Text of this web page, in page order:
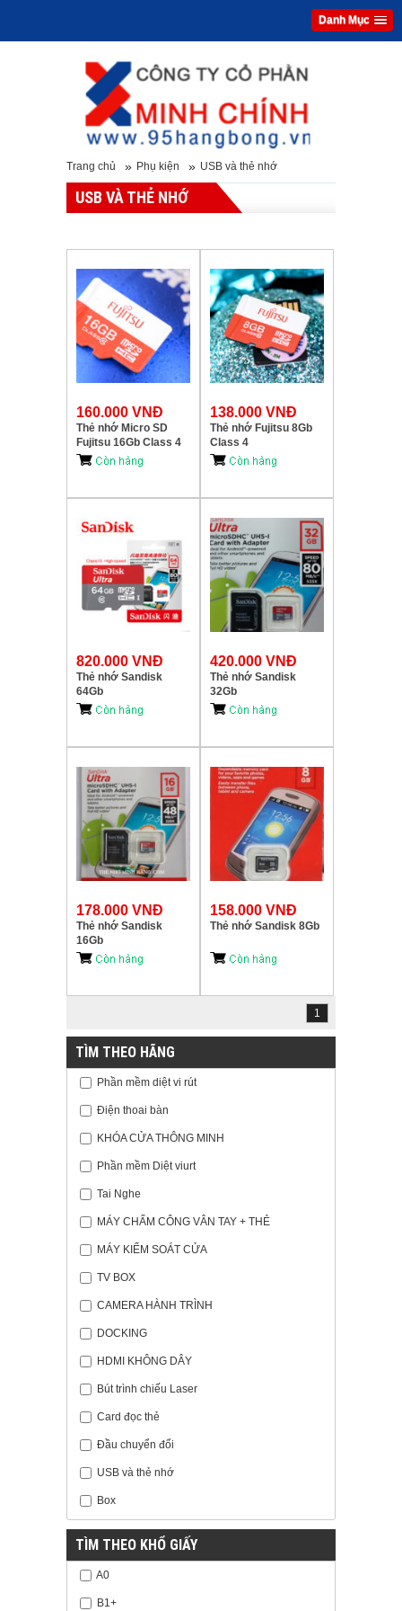
Danh Mục
Trang chủ » Phụ kiện » USB và thẻ nhớ
USB VÀ THẺ NHỚ
160.000 VNĐ
Thẻ nhớ Micro SD
Fujitsu 16Gb Class 4
138.000 VNĐ
Thẻ nhớ Fujitsu 8Gb
Class 4
820.000 VNĐ
Thẻ nhớ Sandisk
64Gb
420.000 VNĐ
Thẻ nhớ Sandisk
32Gb
178.000 VNĐ
Thẻ nhớ Sandisk
16Gb
158.000 VNĐ
Thẻ nhớ Sandisk 8Gb
1
TÌM THEO HÃNG
Phần mềm diệt vi rút
Điện thoai bàn
KHÓA CỬA THÔNG MINH
Phần mềm Diệt viurt
Tai Nghe
MÁY CHẤM CÔNG VÂN TAY + THẺ
MÁY KIỂM SOÁT CỬA
TV BOX
CAMERA HÀNH TRÌNH
DOCKING
HDMI KHÔNG DÂY
Bút trình chiếu Laser
Card đọc thẻ
Đầu chuyển đổi
USB và thẻ nhớ
Box
TÌM THEO KHỔ GIẤY
A0
B1+